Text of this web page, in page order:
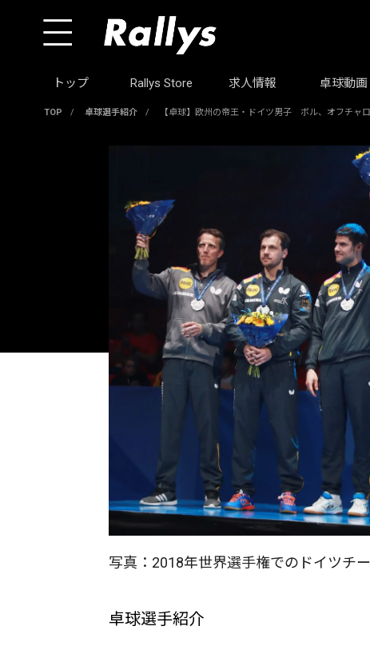
トップ Rallys Store 求人情報 卓球動画
TOP / 卓球選手紹介 / 【卓球】欧州の帝王・ドイツ男子 ボル、オフチャ
写真：2018年世界選手権でのドイツチ
卓球選手紹介